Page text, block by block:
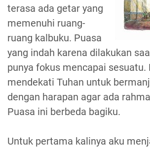
terasa ada getar yang
memenuhi ruang-
ruang kalbuku. Puasa
yang indah karena dilakukan
punya fokus mencapai sesuatu.
mendekati Tuhan untuk
dengan harapan agar ada
Puasa ini berbeda bagiku.
Untuk pertama kalinya aku